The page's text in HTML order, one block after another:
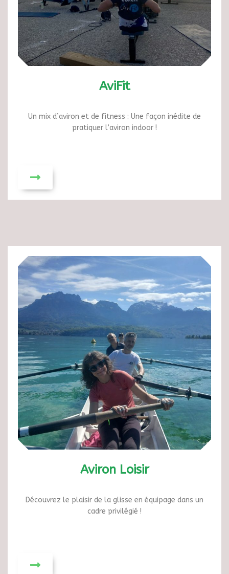
AviFit
Un mix d’aviron et de fitness : Une façon inédite de
pratiquer l’aviron indoor !
Aviron Loisir
Découvrez le plaisir de la glisse en équipage dans un
cadre privilégié !